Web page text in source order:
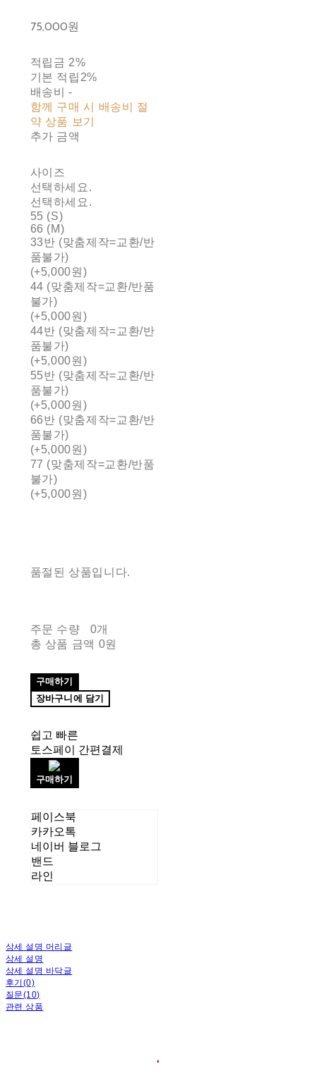
75,000원
적립금 2%
기본 적립 2%
배송비-
함께 구매 시 배송비 절
약 상품 보기
추가 금액
사이즈
선택하세요.
선택하세요.
55 (S)
66 (M)
33반 (맞춤제작=교환/반
품불가)
(+5,000원)
44 (맞춤제작=교환/반품
불가)
(+5,000원)
44반 (맞춤제작=교환/반
품불가)
(+5,000원)
55반 (맞춤제작=교환/반
품불가)
(+5,000원)
66반 (맞춤제작=교환/반
품불가)
(+5,000원)
77 (맞춤제작=교환/반품
불가)
(+5,000원)
품절된 상품입니다.
주문 수량
0개
총 상품 금액 0원
구매하기
장바구니에 담기
쉽고 빠른
토스페이 간편결제
구매하기
페이스북
카카오톡
네이버 블로그
밴드
라인
상세 설명 머리글
상세 설명
상세 설명 바닥글
후기(0)
질문(10)
관련 상품
❛